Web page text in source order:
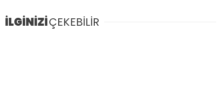
İLGİNİZİÇEKEBİLİR